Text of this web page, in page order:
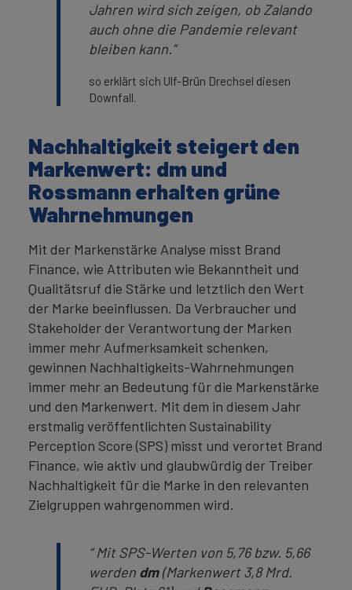
Jahren wird sich zeigen, ob Zalando
auch ohne die Pandemie relevant
bleiben kann.”
so erklärt sich Ulf-Brün Drechsel diesen
Downfall.
Nachhaltigkeit steigert den
Markenwert: dm und
Rossmann erhalten grüne
Wahrnehmungen
Mit der Markenstärke Analyse misst Brand
Finance, wie Attributen wie Bekanntheit und
Qualitätsruf die Stärke und letztlich den Wert
der Marke beeinflussen. Da Verbraucher und
Stakeholder der Verantwortung der Marken
immer mehr Aufmerksamkeit schenken,
gewinnen Nachhaltigkeits-Wahrnehmungen
immer mehr an Bedeutung für die Markenstärke
und den Markenwert. Mit dem in diesem Jahr
erstmalig veröffentlichten Sustainability
Perception Score (SPS) misst und verortet Brand
Finance, wie aktiv und glaubwürdig der Treiber
Nachhaltigkeit für die Marke in den relevanten
Zielgruppen wahrgenommen wird.
“Mit SPS-Werten von 5,76 bzw. 5,66
werden dm(Markenwert 3,8 Mrd.